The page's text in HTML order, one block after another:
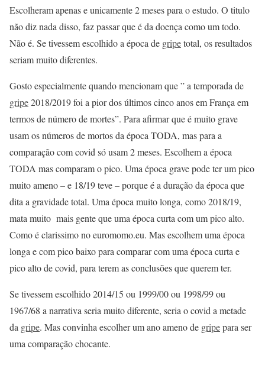
Escolheram apenas e unicamente 2 meses para o estudo. O titulo
não diz nada disso, faz passar que é da doença como um todo.
Não é. Se tivessem escolhido a época de gripetotal, os resultados
seriam muito diferentes.
Gosto especialmente quando mencionam que ” a temporada de
gripe2018/2019 foi a pior dos últimos cinco anos em França em
termos de número de mortes”. Para afirmar que é muito grave
usam os números de mortos da época TODA, mas para a
comparação com covid só usam 2 meses. Escolhem a época
TODA mas comparam o pico. Uma época grave pode ter um pico
muito ameno – e 18/19 teve – porque é a duração da época que
dita a gravidade total. Uma época muito longa, como 2018/19,
mata muito mais gente que uma época curta com um pico alto.
Como é clarissimo no euromomo.eu. Mas escolhem uma época
longa e com pico baixo para comparar com uma época curta e
pico alto de covid, para terem as conclusões que querem ter.
Se tivessem escolhido 2014/15 ou 1999/00 ou 1998/99 ou
1967/68 a narrativa seria muito diferente, seria o covid a metade
da gripe. Mas convinha escolher um ano ameno de gripepara ser
uma comparação chocante.